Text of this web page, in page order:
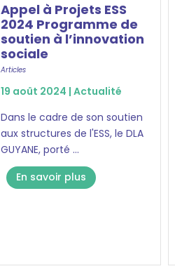
Appel à Projets ESS
2024 Programme de
soutien à l’innovation
sociale
Articles
19 août 2024 | Actualité
Dans le cadre de son soutien
aux structures de l'ESS, le DLA
GUYANE, porté ...
En savoir plus